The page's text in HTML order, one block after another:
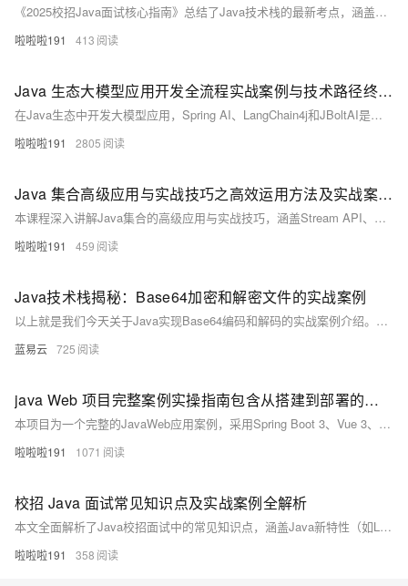
《2025校招Java面试核心指南》总结了Java技术栈的最新考点，涵盖基础语法、并发编程和云原生技术三大维度： 现代Java特性：重点解析Java 17密封类、Record类型及响应式Stream API，通过电商案例演示函数式数据处理 并发革命：对比传统线程池与Java 21虚拟线程，详解Reactor模式在秒杀系统中的应用及背压机制 云原生实践：提供Spring Boot容器化部署方案，分析Spring WebFlux响应式编程和Redis Cluster缓存策略。
啦啦啦191 413
Java 生态大模型应用开发全流程实战案例与技术路径终极对决
在Java生态中开发大模型应用，Spring AI、LangChain4j和JBoltAI是三大主流框架。本文从架构设计、核心功能、开发体验、性能扩展性、生态社区等维度对比三者特点，并结合实例分析选型建议。Spring AI适合已有Spring技术栈团队，LangChain4j灵活性强适用于学术研究，JBoltAI提供开箱即用的企业级解决方案，助力传统系统快速AI化改造。开发者可根据业务场景和技术背景选择最适合的框架。
啦啦啦191 2805
Java 集合高级应用与实战技巧之高效运用方法及实战案例解析
本课程深入讲解Java集合的高级应用与实战技巧，涵盖Stream API、并行处理、Optional类、现代化Map操作、不可变集合、异步处理及高级排序等核心内容，结合丰富示例，助你掌握Java集合的高效运用，提升代码质量与开发效率。
啦啦啦191 459
Java技术栈揭秘：Base64加密和解密文件的实战案例
以上就是我们今天关于Java实现Base64编码和解码的实战案例介绍。希望能对你有所帮助。还有更多知识等待你去探索和学习，让我们一同努力，继续前行！
蓝易云 725
java Web 项目完整案例实操指南包含从搭建到部署的详细步骤及热门长尾关键词解析的实操指南
本项目为一个完整的JavaWeb应用案例，采用Spring Boot 3、Vue 3、MySQL、Redis等最新技术栈，涵盖前后端分离架构设计、RESTful API开发、JWT安全认证、Docker容器化部署等内容，适合掌握企业级Web项目全流程开发与部署。
啦啦啦191 1071
校招 Java 面试常见知识点及实战案例全解析
本文全面解析了Java校招面试中的常见知识点，涵盖Java新特性（如Lambda表达式、、Optional类）、集合框架高级应用（线程安全集合、Map性能优化）、多线程与并发编程（线程池配置）、JVM性能调优（内存溢出排查、垃圾回收器选择）、Spring与微服务实战（Spring Boot自动配置）、数据库与ORM框架（MyBatis高级用法、索引优化）、分布式系统（分布式事务、缓存应用）、性能优化（接口优化、高并发限流）、单元测试与代码质量（JUnit 5、Mockito、JaCoCo）以及项目实战案例（电商秒杀系统、社交消息推送）。资源地址： [https://pan.quark.cn/s
啦啦啦191 358